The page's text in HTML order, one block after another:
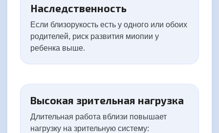
Наследственность
Если близорукость есть у одного или обоих
родителей, риск развития миопии у
ребенка выше.
Высокая зрительная нагрузка
Длительная работа вблизи повышает
нагрузку на зрительную систему: